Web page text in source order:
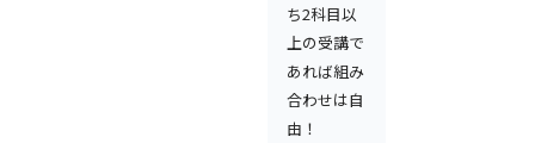
ち2科目以
上の受講で
あれば組み
合わせは自
由！